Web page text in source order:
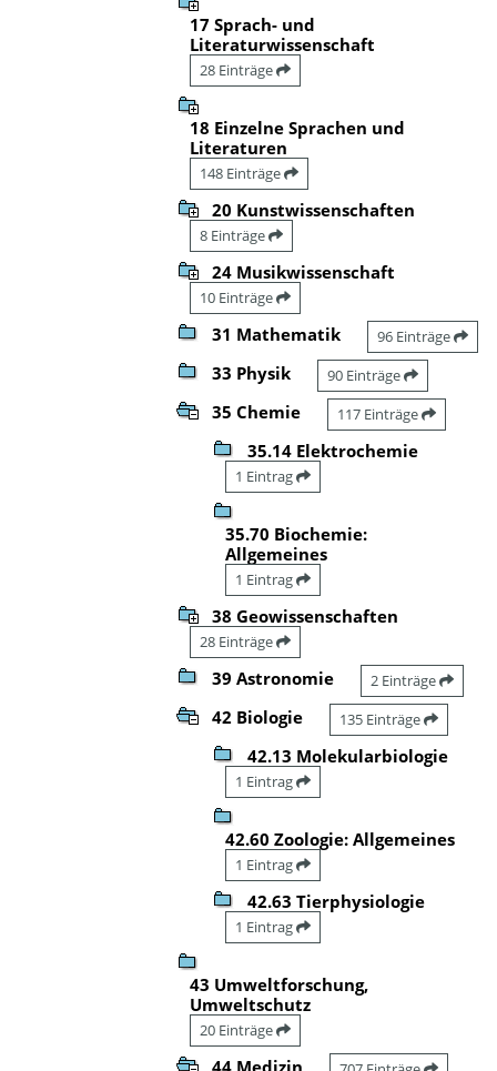
17 Sprach- und
Literaturwissenschaft
28 Einträge
18 Einzelne Sprachen und
Literaturen
148 Einträge
20 Kunstwissenschaften
8 Einträge
24 Musikwissenschaft
10 Einträge
31 Mathematik 96 Einträge
33 Physik 90 Einträge
35 Chemie 117 Einträge
35.14 Elektrochemie
1 Eintrag
35.70 Biochemie:
Allgemeines
1 Eintrag
38 Geowissenschaften
28 Einträge
39 Astronomie 2 Einträge
42 Biologie 135 Einträge
42.13 Molekularbiologie
1 Eintrag
42.60 Zoologie: Allgemeines
1 Eintrag
42.63 Tierphysiologie
1 Eintrag
43 Umweltforschung,
Umweltschutz
20 Einträge
44 Medizin